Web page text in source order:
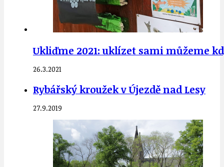
Ukliďme 2021: uklízet sami můžeme
26.3.2021
Rybářský kroužek v Újezdě nad Lesy
27.9.2019